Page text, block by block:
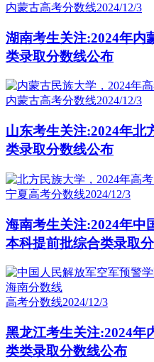
内蒙古高考分数线2024/12/3
湖南考生关注:2024年内
类录取分数线公布
内蒙古高考分数线2024/12/3
山东考生关注:2024年北
类录取分数线公布
宁夏高考分数线2024/12/3
海南考生关注:2024年中
本科提前批综合类录取
高考分数线2024/12/3
黑龙江考生关注:2024年
类类录取分数线公布